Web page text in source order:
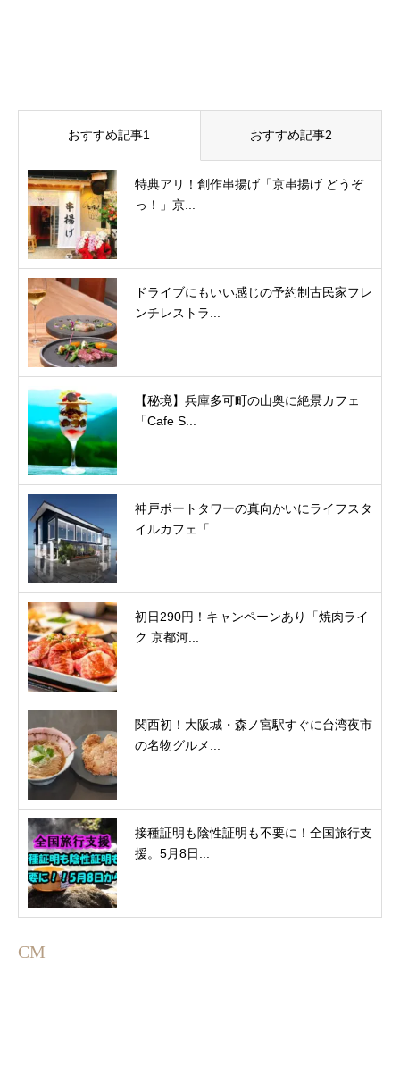
おすすめ記事1 おすすめ記事2
特典アリ！創作串揚げ「京串揚げ どうぞ
っ！」京...
ドライブにもいい感じの予約制古民家フレ
ンチレストラ...
【秘境】兵庫多可町の山奥に絶景カフェ
「Cafe S...
神戸ポートタワーの真向かいにライフスタ
イルカフェ「...
初日290円！キャンペーンあり「焼肉ライ
ク 京都河...
関西初！大阪城・森ノ宮駅すぐに台湾夜市
の名物グルメ...
接種証明も陰性証明も不要に！全国旅行支
援。5月8日...
CM